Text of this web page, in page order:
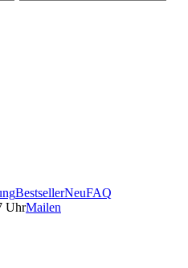
BestsellerNeuFAQ
UhrMailen